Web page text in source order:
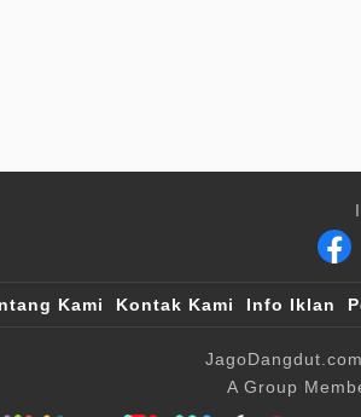
Kami Kontak Kami Info Iklan
JagoDangdut.com
A Group